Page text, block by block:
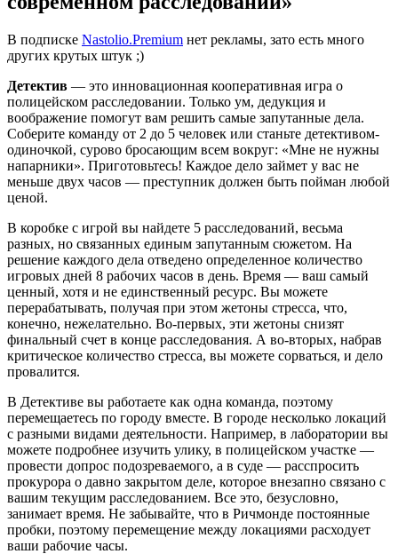
В подписке Nastolio.Premium нет рекламы, зато есть много
других крутых штук ;)
Детектив — это инновационная кооперативная игра о
полицейском расследовании. Только ум, дедукция и
воображение помогут вам решить самые запутанные дела.
Соберите команду от 2 до 5 человек или станьте детективом-
одиночкой, сурово бросающим всем вокруг: «Мне не нужны
напарники». Приготовьтесь! Каждое дело займет у вас не
меньше двух часов — преступник должен быть пойман любой
ценой.
В коробке с игрой вы найдете 5 расследований, весьма
разных, но связанных единым запутанным сюжетом. На
решение каждого дела отведено определенное количество
игровых дней 8 рабочих часов в день. Время — ваш самый
ценный, хотя и не единственный ресурс. Вы можете
перерабатывать, получая при этом жетоны стресса, что,
конечно, нежелательно. Во-первых, эти жетоны снизят
финальный счет в конце расследования. А во-вторых, набрав
критическое количество стресса, вы можете сорваться, и дело
провалится.
В Детективе вы работаете как одна команда, поэтому
перемещаетесь по городу вместе. В городе несколько локаций
с разными видами деятельности. Например, в лаборатории вы
можете подробнее изучить улику, в полицейском участке —
провести допрос подозреваемого, а в суде — расспросить
прокурора о давно закрытом деле, которое внезапно связано с
вашим текущим расследованием. Все это, безусловно,
занимает время. Не забывайте, что в Ричмонде постоянные
пробки, поэтому перемещение между локациями расходует
ваши рабочие часы.